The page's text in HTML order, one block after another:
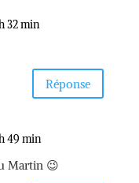
32 min
Réponse
49 min
Martin 😉